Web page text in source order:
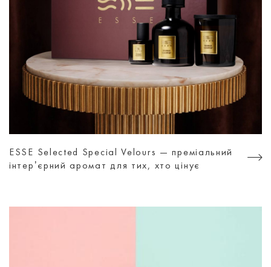
ESSE Selected Special Velours — преміальний
інтерʼєрний аромат для тих, хто цінує